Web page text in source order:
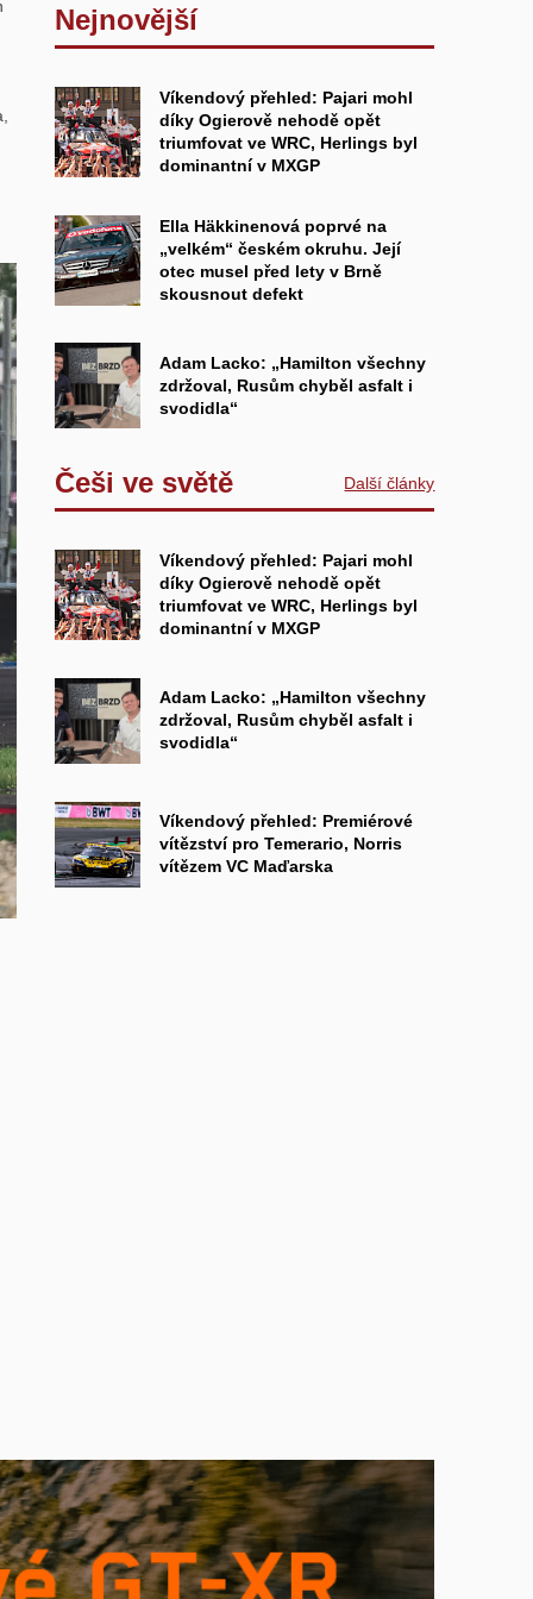
Nejnovější
Víkendový přehled: Pajari mohl
díky Ogierově nehodě opět
triumfovat ve WRC, Herlings byl
dominantní v MXGP
Ella Häkkinenová poprvé na
„velkém“ českém okruhu. Její
otec musel před lety v Brně
skousnout defekt
Adam Lacko: „Hamilton všechny
zdržoval, Rusům chyběl asfalt i
svodidla“
Češi ve světě Další články
Víkendový přehled: Pajari mohl
díky Ogierově nehodě opět
triumfovat ve WRC, Herlings byl
dominantní v MXGP
Adam Lacko: „Hamilton všechny
zdržoval, Rusům chyběl asfalt i
svodidla“
Víkendový přehled: Premiérové
vítězství pro Temerario, Norris
vítězem VC Maďarska